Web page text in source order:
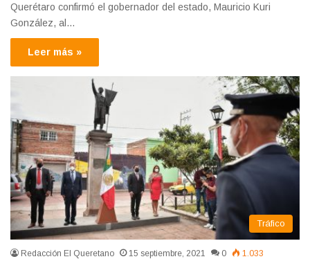
Querétaro confirmó el gobernador del estado, Mauricio Kuri
González, al…
Leer más »
Tráfico
Redacción El Queretano 15 septiembre, 2021 0 1.033